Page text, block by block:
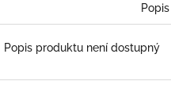
Popis
Popis produktu není dostupný